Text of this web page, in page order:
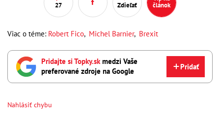
27 Zdieľať
článok
Viac o téme: Robert Fico, Michel Barnier, Brexit
Pridajte si Topky.skmedzi Vaše
preferované zdroje na Google
Pridať
Nahlásiť chybu